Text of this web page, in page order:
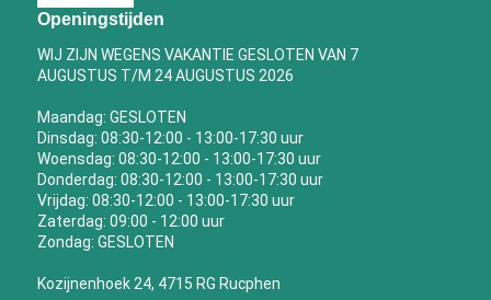
Openingstijden
WIJ ZIJN WEGENS VAKANTIE GESLOTEN VAN 7
AUGUSTUS T/M 24 AUGUSTUS 2026
Maandag: GESLOTEN
Dinsdag: 08:30-12:00 - 13:00-17:30 uur
Woensdag: 08:30-12:00 - 13:00-17:30 uur
Donderdag: 08:30-12:00 - 13:00-17:30 uur
Vrijdag: 08:30-12:00 - 13:00-17:30 uur
Zaterdag: 09:00 - 12:00 uur
Zondag: GESLOTEN
Kozijnenhoek 24, 4715 RG Rucphen